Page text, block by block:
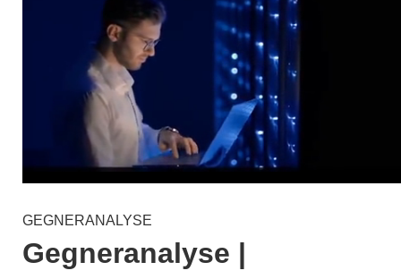
GEGNERANALYSE
Gegneranalyse |